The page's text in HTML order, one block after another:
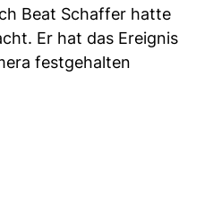
Beat Schaffer hatte
Er hat das Ereignis
festgehalten